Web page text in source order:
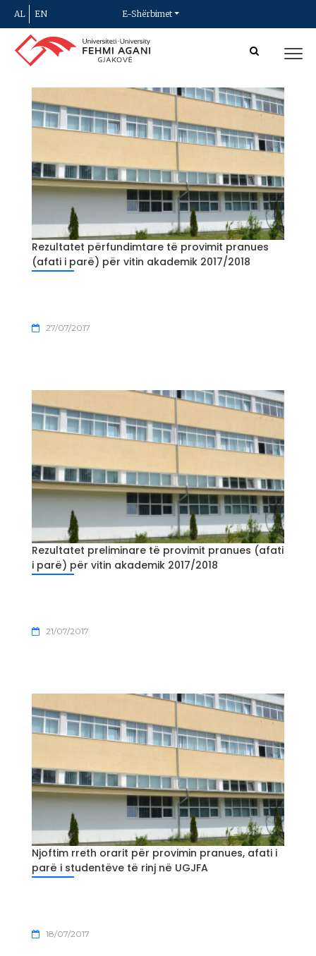
AL EN E-Shërbimet
Rezultatet përfundimtare të provimit pranues
(afati i parë) për vitin akademik 2017/2018
27/07/2017
Rezultatet preliminare të provimit pranues (afati
i parë) për vitin akademik 2017/2018
21/07/2017
Njoftim rreth orarit për provimin pranues, afati i
parë i studentëve të rinj në UGJFA
18/07/2017